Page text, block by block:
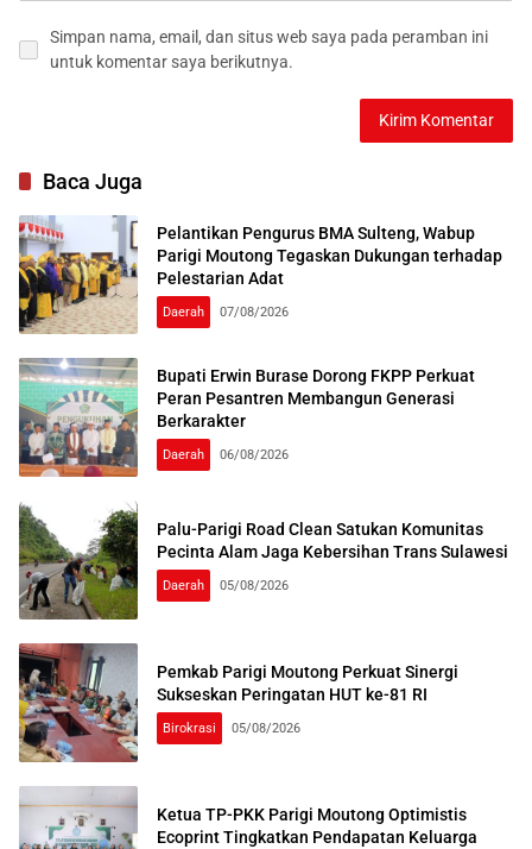
Simpan nama, email, dan situs web saya pada peramban ini
untuk komentar saya berikutnya.
Baca Juga
Pelantikan Pengurus BMA Sulteng, Wabup
Parigi Moutong Tegaskan Dukungan terhadap
Pelestarian Adat
Daerah 07/08/2026
Bupati Erwin Burase Dorong FKPP Perkuat
Peran Pesantren Membangun Generasi
Berkarakter
Daerah 06/08/2026
Palu-Parigi Road Clean Satukan Komunitas
Pecinta Alam Jaga Kebersihan Trans Sulawesi
Daerah 05/08/2026
Pemkab Parigi Moutong Perkuat Sinergi
Sukseskan Peringatan HUT ke-81 RI
Birokrasi 05/08/2026
Ketua TP-PKK Parigi Moutong Optimistis
Ecoprint Tingkatkan Pendapatan Keluarga